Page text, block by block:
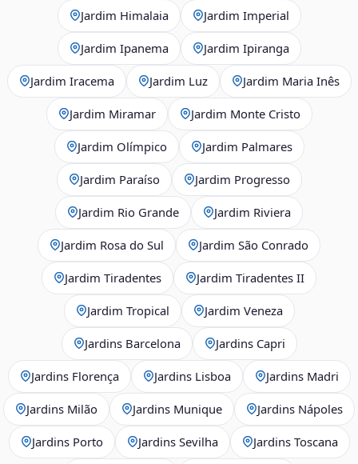
Jardim Himalaia Jardim Imperial
Jardim Ipanema Jardim Ipiranga
Jardim Iracema Jardim Luz Jardim Maria Inês
Jardim Miramar Jardim Monte Cristo
Jardim Olímpico Jardim Palmares
Jardim Paraíso Jardim Progresso
Jardim Rio Grande Jardim Riviera
Jardim Rosa do Sul Jardim São Conrado
Jardim Tiradentes Jardim Tiradentes II
Jardim Tropical Jardim Veneza
Jardins Barcelona Jardins Capri
Jardins Florença Jardins Lisboa Jardins Madri
Jardins Milão Jardins Munique Jardins Nápoles
Jardins Porto Jardins Sevilha Jardins Toscana